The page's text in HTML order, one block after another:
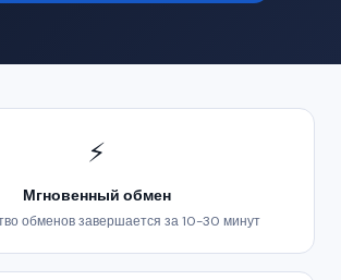
⚡
Мгновенный обмен
обменов завершается за 10-30 минут